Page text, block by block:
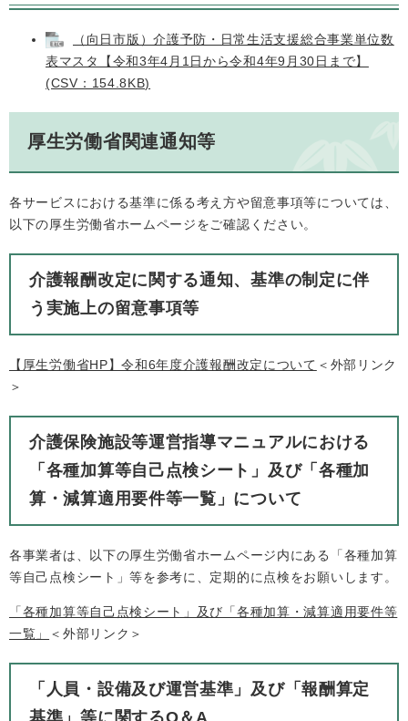
（向日市版）介護予防・日常生活支援総合事業単位数
表マスタ【令和3年4月1日から令和4年9月30日まで】
(CSV：154.8KB)
厚生労働省関連通知等
各サービスにおける基準に係る考え方や留意事項等については、
以下の厚生労働省ホームページをご確認ください。
介護報酬改定に関する通知、基準の制定に伴
う実施上の留意事項等
【厚生労働省HP】令和6年度介護報酬改定について ＜外部リンク
＞
介護保険施設等運営指導マニュアルにおける
「各種加算等自己点検シート」及び「各種加
算・減算適用要件等一覧」について
各事業者は、以下の厚生労働省ホームページ内にある「各種加算
等自己点検シート」等を参考に、定期的に点検をお願いします。
「各種加算等自己点検シート」及び「各種加算・減算適用要件等
一覧」
＜外部リンク＞
「人員・設備及び運営基準」及び「報酬算定
基準」等に関するQ＆A